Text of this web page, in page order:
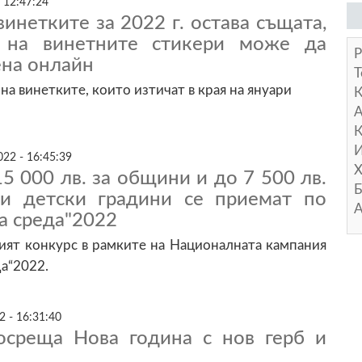
за 2022 г. остава същата,
на винетните стикери може да
онлайн
винетките, които изтичат в края на януари
- 16:45:39
000 лв. за общини и до 7 500 лв.
детски градини се приемат по
среда"2022
конкурс в рамките на Националната кампания
- 16:31:40
Нова година с нов герб и